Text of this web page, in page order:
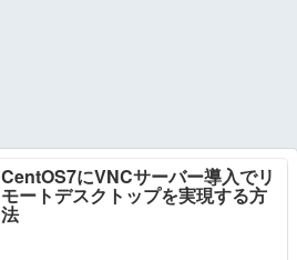
CentOS7にVNCサーバー導入でリ
モートデスクトップを実現する方
法